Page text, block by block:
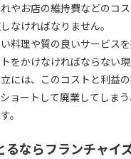
やお店の維持費などのコ
なければなりません。
料理や質の良いサービスを
をかけなければならない現
には、このコストと利益
ョートして廃業してしま
。
ならフランチャイ